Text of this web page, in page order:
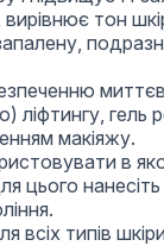
вирівнює тон
ліфтингу, гель
макіяжу.
в
цього
всіх типів